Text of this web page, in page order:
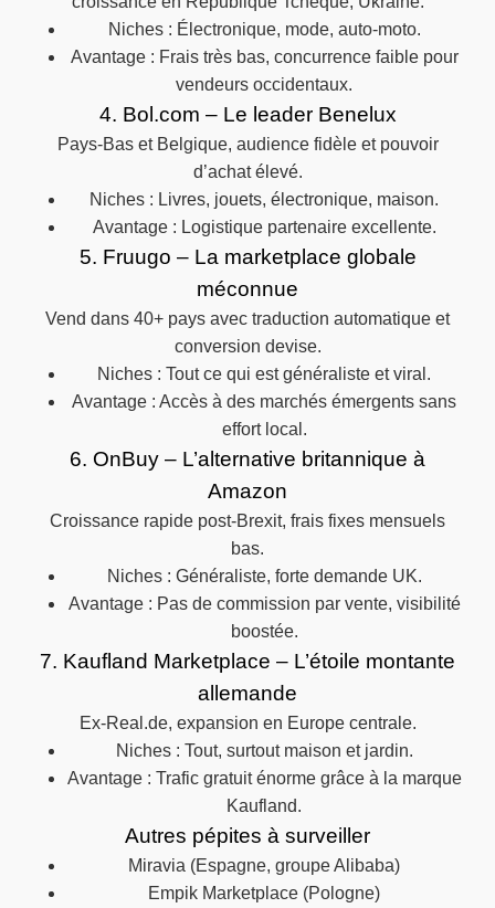
Niches : Électronique, mode, auto-moto.
Avantage : Frais très bas, concurrence faible pour
vendeurs occidentaux.
4. Bol.com – Le leader Benelux
Pays-Bas et Belgique, audience fidèle et pouvoir
d’achat élevé.
Niches : Livres, jouets, électronique, maison.
Avantage : Logistique partenaire excellente.
5. Fruugo – La marketplace globale
méconnue
Vend dans 40+ pays avec traduction automatique et
conversion devise.
Niches : Tout ce qui est généraliste et viral.
Avantage : Accès à des marchés émergents sans
effort local.
6. OnBuy – L’alternative britannique à
Amazon
Croissance rapide post-Brexit, frais fixes mensuels
bas.
Niches : Généraliste, forte demande UK.
Avantage : Pas de commission par vente, visibilité
boostée.
7. Kaufland Marketplace – L’étoile montante
allemande
Ex-Real.de, expansion en Europe centrale.
Niches : Tout, surtout maison et jardin.
Avantage : Trafic gratuit énorme grâce à la marque
Kaufland.
Autres pépites à surveiller
Miravia (Espagne, groupe Alibaba)
Empik Marketplace (Pologne)